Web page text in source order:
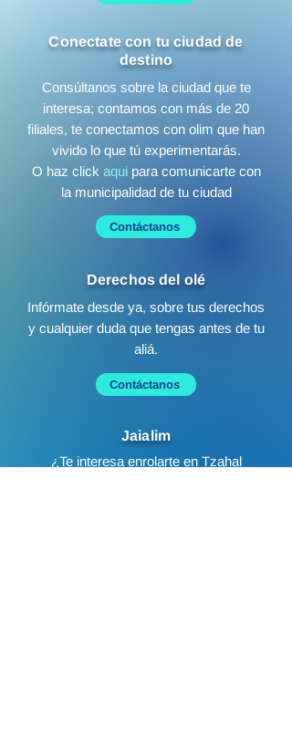
Conectate con tu ciudad de
destino
Consúltanos sobre la ciudad que te
interesa; contamos con más de 20
filiales, te conectamos con olim que han
vivido lo que tú experimentarás.
O haz click aquipara comunicarte con
la municipalidad de tu ciudad
Contáctanos
Derechos del olé
Infórmate desde ya, sobre tus derechos
y cualquier duda que tengas antes de tu
aliá.
Contáctanos
Jaialim
¿Te interesa enrolarte en Tzahal